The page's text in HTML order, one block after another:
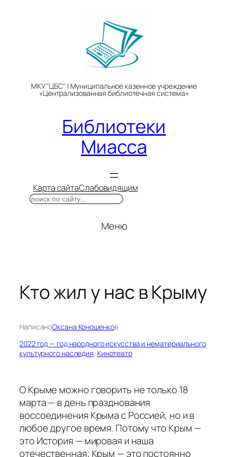
МКУ "ЦБС" | Муниципальное казенное учреждение
«Централизованная библиотечная система»
Библиотеки
Миасса
Карта сайтаСлабовидящим
Поиск
Меню
Кто жил у нас в Крыму
НаписаноОксана Коношенков
2022 год — год народного искусства и нематериального
культурного наследия, Кинотеатр
О Крыме можно говорить не только 18
марта — в день празднования
воссоединения Крыма с Россией, но и в
любое другое время. Потому что Крым —
это История — мировая и наша
отечественная; Крым — это постоянно